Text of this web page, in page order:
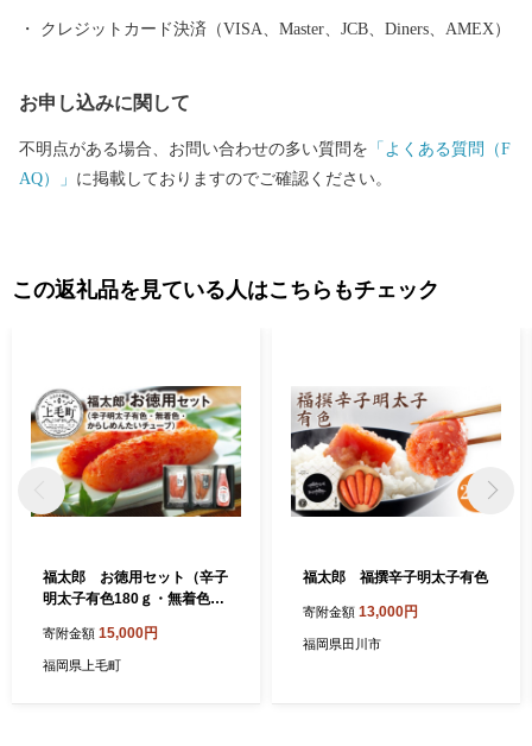
援をよろしくお願いします。
クレジットカード決済（VISA、Master、JCB、Diners、AMEX）
お申し込みに関して
不明点がある場合、お問い合わせの多い質問を 「よくある質問（F
AQ）」 に掲載しておりますのでご確認ください。
この返礼品を見ている人はこちらもチェック
福太郎 お徳用セット（辛子
明太子有色180ｇ・無着色18
ブ300ｇ） KF0202
寄附金額 15,000円
福岡県上毛町
福太郎 福撰辛子明太子有色
寄附金額 13,000円
福岡県田川市